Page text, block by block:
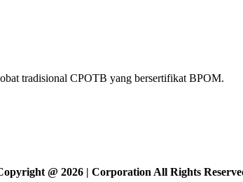
tradisional CPOTB yang bersertifikat BPOM.
@ 2026 | Corporation All Rights